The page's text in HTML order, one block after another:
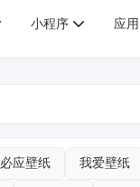
小程序 应用
必应壁纸 我爱壁纸